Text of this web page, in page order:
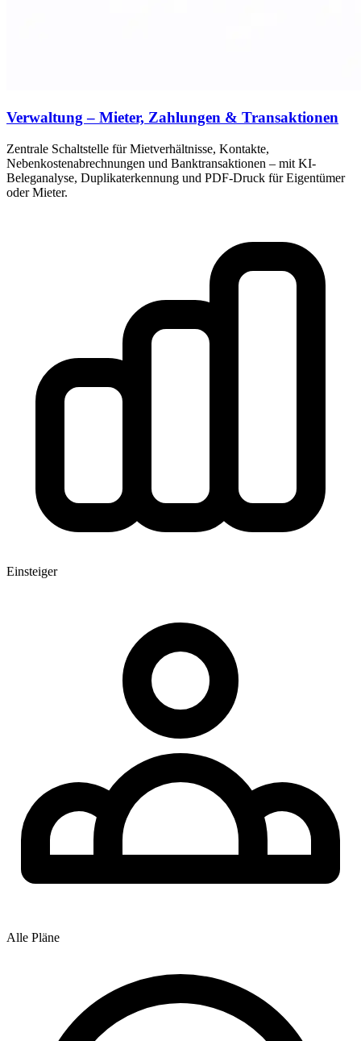
Verwaltung – Mieter, Zahlungen & Transaktionen
Zentrale Schaltstelle für Mietverhältnisse, Kontakte,
Nebenkostenabrechnungen und Banktransaktionen – mit KI-
Beleganalyse, Duplikaterkennung und PDF-Druck für Eigentümer
oder Mieter.
Einsteiger
Alle Pläne